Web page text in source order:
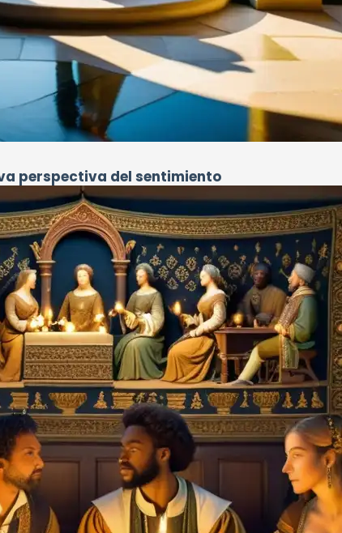
perspectiva del sentimiento